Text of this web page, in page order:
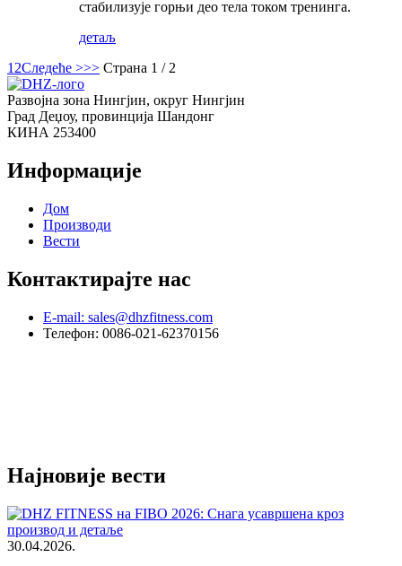
стабилизује горњи део тела током тренинга.
детаљ
1 2Следеће >>> Страна 1 / 2
Развојна зона Нингјин, округ Нингјин
Град Деџоу, провинција Шандонг
КИНА 253400
Информације
Дом
Производи
Вести
Контактирајте нас
E-mail: sales@dhzfitness.com
Телефон: 0086-021-62370156
Најновије вести
30.04.2026.